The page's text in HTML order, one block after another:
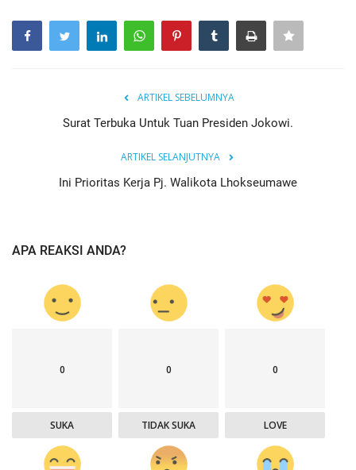
ARTIKEL SEBELUMNYA
Surat Terbuka Untuk Tuan Presiden Jokowi.
ARTIKEL SELANJUTNYA
Ini Prioritas Kerja Pj. Walikota Lhokseumawe
APA REAKSI ANDA?
0
SUKA
0
TIDAK SUKA
0
LOVE